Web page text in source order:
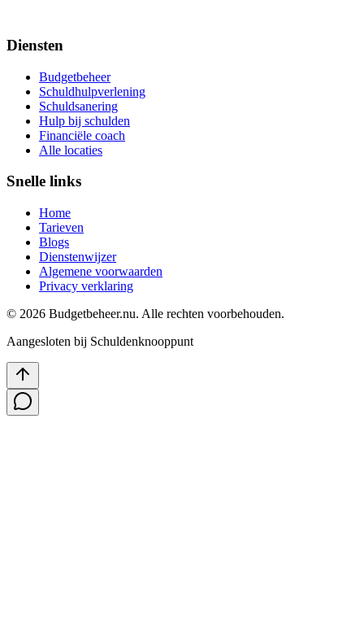
Diensten
Budgetbeheer
Schuldhulpverlening
Schuldsanering
Hulp bij schulden
Financiële coach
Alle locaties
Snelle links
Home
Tarieven
Blogs
Dienstenwijzer
Algemene voorwaarden
Privacy verklaring
© 2026 Budgetbeheer.nu. Alle rechten voorbehouden.
Aangesloten bij Schuldenknooppunt